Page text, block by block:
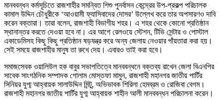
মানববন্ধন কর্মসূচিতে রাজশাহীর সমন্বিত শিশু পুনর্বাসন কেন্দ্রের উপ-প্রকল্প পরিচালক
কামাল উদ্দিন চৌধুরীকে ‘আওয়ামী ফ্যাসিবাদের দোসর’ উল্লেখ করে তার অপসারণও দাবি
করেন বক্তারা। তারা বলেন, রাজশাহী বিভাগীয় শহর। এ শহর থেকে কোনো প্রতিষ্ঠান
স্থানান্তর করতে দেওয়া হবে না। এর আগে রেলওয়ে স্টেশন, টিভি সেন্টার ও পোস্টাল
একাডেমিসহ কিছু কিছু প্রতিষ্ঠান ষড়যন্ত্র করে অন্য জেলায় নেওয়ার পাঁয়তারা করা হয়।
সেই সময়ে রাজশাহীর মানুষ তা রুখে দেয়। এবারও তাই করা হবে।
সমাজসেবক ওয়ালিউল হক বাবুর সভাপতিত্বে মানববন্ধনে বক্তব্য রাখেন জেলা বিএনপির
সাবেক সাংগঠনিক সম্পাদক গোলাম মোস্তফা মামুন, রাজশাহী মহানগর জাতীয় পার্টির
সিনিয়র যুগ্ম আহ্বায়ক সালাউদ্দিন মিন্টু, অভিভাবক শিরিলা হেমব্রম ও রোজিবা বেগম।
রাজশাহী মহানগর জাতীয় পার্টির যুগ্ম আহ্বায়ক শাহীন আলী মানববন্ধন পরিচালনা করেন।